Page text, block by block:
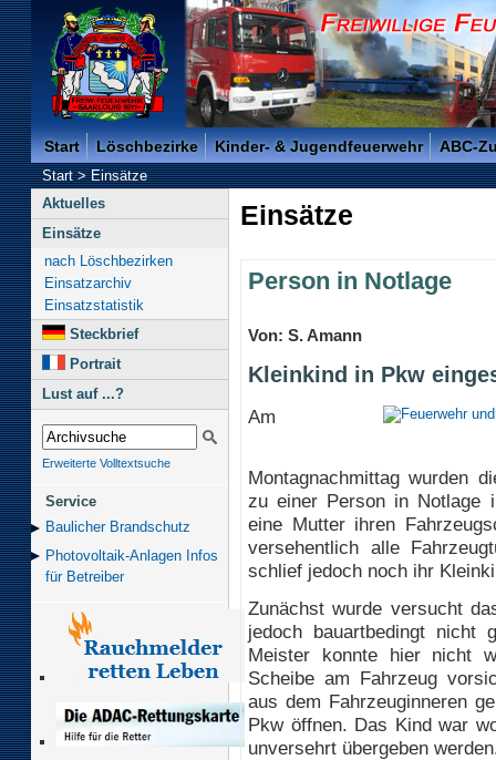
Freiwillige Feuerwehr der Kreisstadt Saarlouis -
Start Löschbezirke Kinder- & Jugendfeuerwehr ABC-
Start>Einsätze
Aktuelles
Einsätze
nach Löschbezirken
Einsatzarchiv
Einsatzstatistik
Steckbrief
Portrait
Lust auf ...?
Erweiterte Volltextsuche
Service
Baulicher Brand­schutz
Photovoltaik-Anlagen Infos
für Betreiber
Einsätze
Person in Notlage
Von: S. Amann
Kleinkind in Pkw
Am
Montagnachmittag wurden
zu einer Person in Notlage
eine Mutter ihren
versehentlich alle
schlief jedoch noch ihr
Zunächst wurde versucht
jedoch bauartbedingt nicht
Meister konnte hier nicht
Scheibe am Fahrzeug
aus dem Fahrzeuginneren
Pkw öffnen. Das Kind war
unversehrt übergeben